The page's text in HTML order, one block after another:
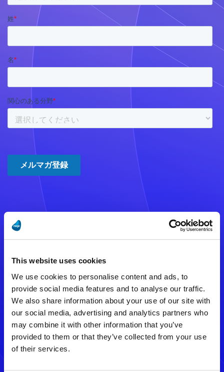
This website uses cookies
We use cookies to personalise content and ads, to
provide social media features and to analyse our traffic.
We also share information about your use of our site with
our social media, advertising and analytics partners who
may combine it with other information that you’ve
provided to them or that they’ve collected from your use
of their services.
注意事項
ある可能性があります。
メールアドレスをご確認のうえ、
再度手続きを行ってください。